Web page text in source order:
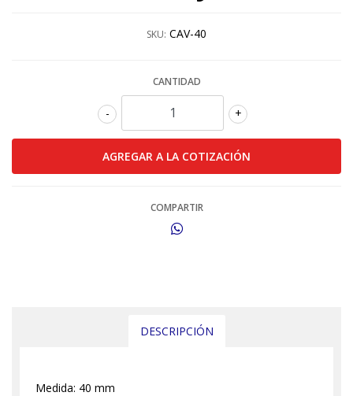
SKU: CAV-40
CANTIDAD
+
-
COMPARTIR
DESCRIPCIÓN
Medida: 40 mm